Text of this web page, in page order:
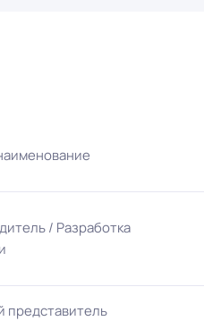
/ Разработка
представитель